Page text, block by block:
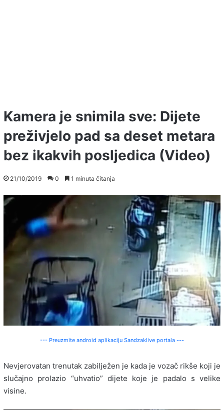
Kamera je snimila sve: Dijete
preživjelo pad sa deset metara
bez ikakvih posljedica (Video)
21/10/2019 0 1 minuta čitanja
--- Preuzmite android aplikaciju Sandzaklive portala ---
Nevjerovatan trenutak zabilježen je kada je vozač rikše koji je
slučajno prolazio “uhvatio” dijete koje je padalo s velike
visine.